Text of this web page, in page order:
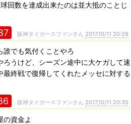
回数を達成出来たのは並大抵のことじ
阪神タイガースファンさん 2017,10/11 20:28
でも気付くことやろ
うけど、シーズン途中に大ケガして速
終戦で復帰してくれたメッセに対する
阪神タイガースファンさん 2017,10/11 20:35
の資金よ